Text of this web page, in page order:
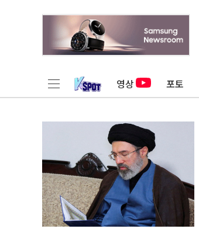
영상 포토